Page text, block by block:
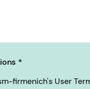
firmenich's User